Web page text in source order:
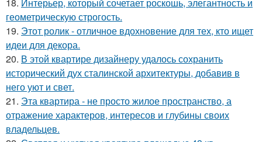
геометрическую строгость.
19. Этот ролик - отличное вдохновение для тех, кто ищет
идеи для декора.
20. В этой квартире дизайнеру удалось сохранить
исторический дух сталинской архитектуры, добавив в
него уют и свет.
21. Эта квартира - не просто жилое пространство, а
отражение характеров, интересов и глубины своих
владельцев.